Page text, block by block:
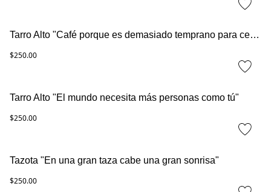
Tarro Alto "Café porque es demasiado temprano para cerveza"
$250.00
Tarro Alto "El mundo necesita más personas como tú"
$250.00
Tazota "En una gran taza cabe una gran sonrisa"
$250.00